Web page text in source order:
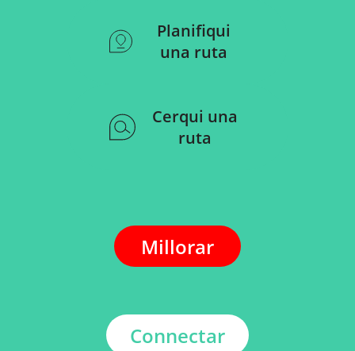
Planifiqui
una ruta
Cerqui una
ruta
Millorar
Connectar